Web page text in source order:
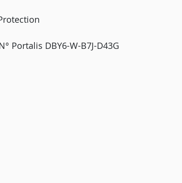
Portalis DBY6-W-B7J-D43G